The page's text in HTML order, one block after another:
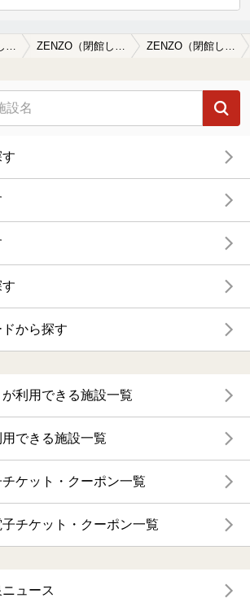
から探す
利用できる施設一覧
できる施設一覧
ケット・クーポン一覧
チケット・クーポン一覧
ュース